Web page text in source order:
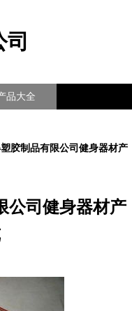
品大全
胶制品有限公司健身器材产
公司健身器材产